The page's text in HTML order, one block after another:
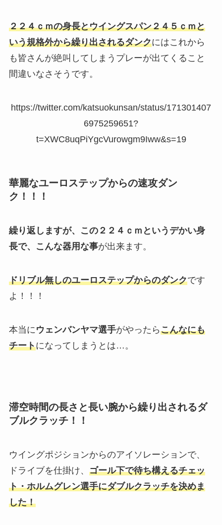
２２４ｃｍの身長とウイングスパン２４５ｃｍと
いう規格外から繰り出されるダンクにはこれから
も皆さんが絶叫してしまうプレーが出てくること
間違いなさそうです。
https://twitter.com/katsuokunsan/status/171301407
6975259651?
t=XWC8uqPiYgcVurowgm9Iww&s=19
華麗なユーロステップからの速攻ダン
ク！！！
繰り返しますが、この２２４ｃｍというデかい身
長で、こんな器用な事が出来ます。
ドリブル無しのユーロステップからのダンクです
よ！！！
本当に ウェンバンヤマ選手がやったらこんなにも
チートになってしまうとは…。
滞空時間の長さと長い腕から繰り出されるダ
ブルクラッチ！！
ウイングポジションからのアイソレーションで、
ドライブを仕掛け、 ゴール下で待ち構えるチェッ
ト・ホルムグレン選手にダブルクラッチを決めま
した！